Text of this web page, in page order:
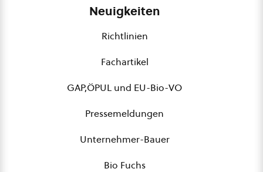
Neuigkeiten
Richtlinien
Fachartikel
GAP,ÖPUL und EU-Bio-VO
Pressemeldungen
Unternehmer-Bauer
Bio Fuchs